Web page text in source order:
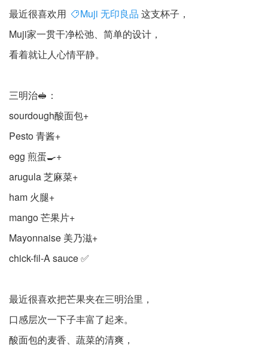
最近很喜欢用 Muji 无印良品 这支杯子，
Muji家一贯干净松弛、简单的设计，
看着就让人心情平静。
三明治🥪：
sourdough酸面包+
Pesto 青酱+
egg 煎蛋🍳+
arugula 芝麻菜+
ham 火腿+
mango 芒果片+
Mayonnaise 美乃滋+
chick-fil-A sauce ✅
最近很喜欢把芒果夹在三明治里，
口感层次一下子丰富了起来。
酸面包的麦香、蔬菜的清爽，